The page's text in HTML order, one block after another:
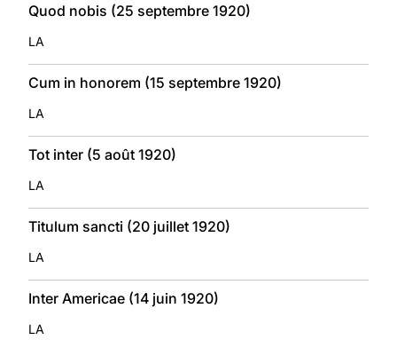
Quod nobis (25 septembre 1920)
LA
Cum in honorem (15 septembre 1920)
LA
Tot inter (5 août 1920)
LA
Titulum sancti (20 juillet 1920)
LA
Inter Americae (14 juin 1920)
LA